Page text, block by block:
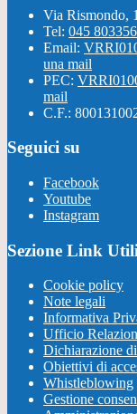
Via Rismondo,
Tel: 045
Email:
una mail
PEC:
mail
C.F.:
Seguici su
Facebook
Youtube
Instagram
Sezione Link Utili
Cookie policy
Note legali
Informativa
Ufficio
Dichiarazione
Obiettivi di
Whistleblowing
Gestione